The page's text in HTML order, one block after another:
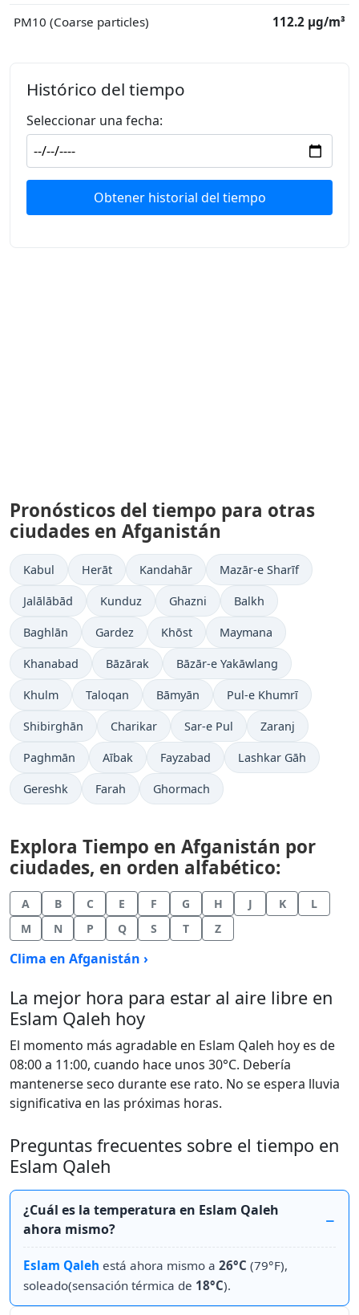
PM10 (Coarse particles) 112.2 μg/m³
Histórico del tiempo
Seleccionar una fecha:
Obtener historial del tiempo
Pronósticos del tiempo para otras
ciudades en Afganistán
Kabul Herāt Kandahār Mazār-e Sharīf
Jalālābād Kunduz Ghazni Balkh
Baghlān Gardez Khōst Maymana
Khanabad Bāzārak Bāzār-e Yakāwlang
Khulm Taloqan Bāmyān Pul-e Khumrī
Shibirghān Charikar Sar-e Pul Zaranj
Paghmān Aībak Fayzabad Lashkar Gāh
Gereshk Farah Ghormach
Explora Tiempo en Afganistán por
ciudades, en orden alfabético:
A B C E F G H J K
L
M
N P Q S T Z
Clima en Afganistán ›
La mejor hora para estar al aire libre en
Eslam Qaleh hoy
El momento más agradable en Eslam Qaleh hoy es de
08:00 a 11:00, cuando hace unos 30°C. Debería
mantenerse seco durante ese rato. No se espera lluvia
significativa en las próximas horas.
Preguntas frecuentes sobre el tiempo en
Eslam Qaleh
¿Cuál es la temperatura en Eslam Qaleh
ahora mismo?
Eslam Qaleh está ahora mismo a 26°C (79°F),
soleado(sensación térmica de 18°C).